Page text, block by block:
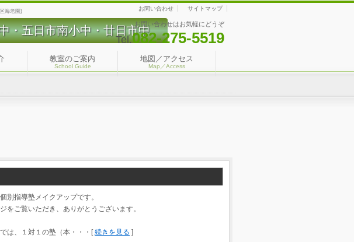
海老園)
・五日市南小中・廿日市中お問い合わせはお気軽にどうぞ
Tel.082-275-5519
お問い合わせ サイトマップ
教室のご案内
School Guide
地図／アクセス
Map／Access
別指導塾メイクアップです。
をご覧いただき、ありがとうございます。
は、１対１の塾（本・・・[続きを見る ]